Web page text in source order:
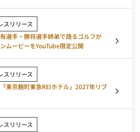
スリリース
選手・勝将選手姉弟で語るゴルフが
ムービーをYouTube限定公開
スリリース
東京麹町東急REIホテル」2027年リブ
スリリース